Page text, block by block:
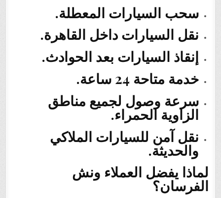
سحب السيارات المعطلة.
نقل السيارات داخل القاهرة.
إنقاذ السيارات بعد الحوادث.
خدمة متاحة 24 ساعة.
سرعة وصول لجميع مناطق
الزاوية الحمراء.
نقل آمن للسيارات الملاكي
والحديثة.
لماذا يفضل العملاء ونش
الفرسان؟